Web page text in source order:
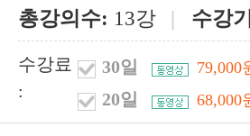
총강의수: 13강 | 수강
수강료
:
30일 79,000
20일 68,000